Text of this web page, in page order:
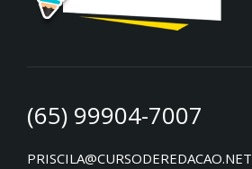
(65) 99904-7007
PRISCILA@CURSODEREDACAO.NET